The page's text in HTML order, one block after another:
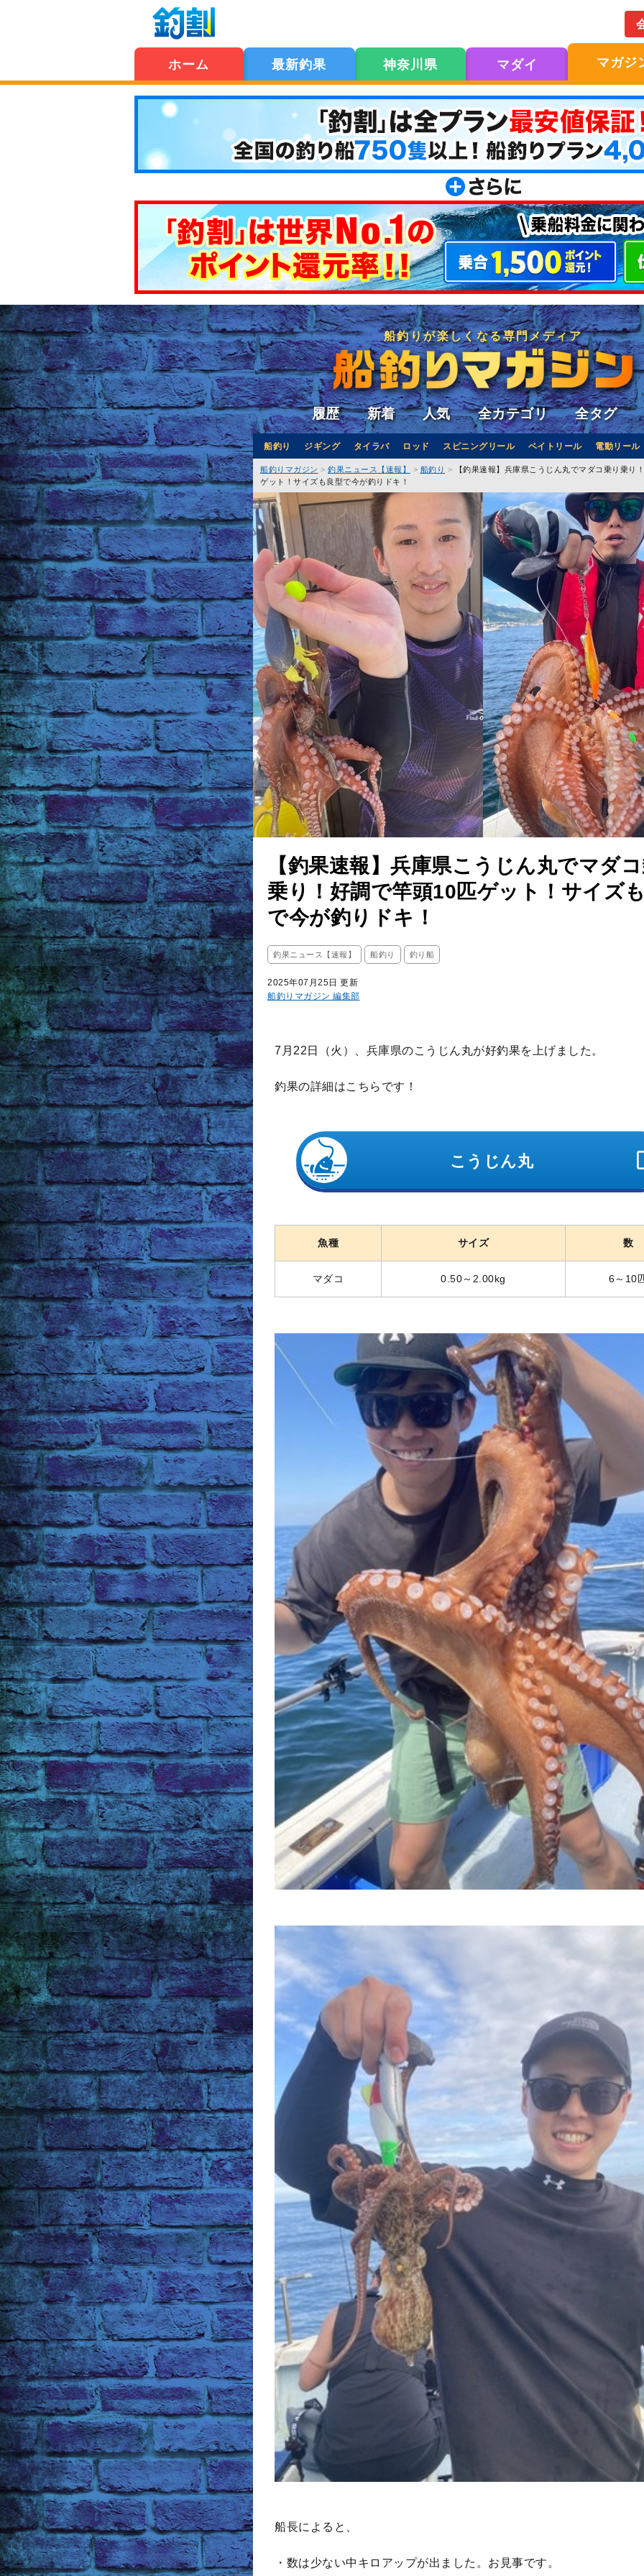
ホーム 最新釣果 神奈川県 マダイ マガジ
船釣りが楽しくなる専門メディア
履歴 新着 人気 全カテゴリ 全タグ
船釣り ジギング タイラバ ロッド スピニングリール ベイトリール 電動リール
船釣りマガジン 釣果ニュース【速報】 船釣り
【釣果速報】兵庫県こうじん丸でマダコ乗り乗り
ゲット！サイズも良型で今が釣りドキ！
【釣果速報】兵庫県こうじん丸でマダ
乗り！好調で竿頭10匹ゲット！サイズ
で今が釣りドキ！
釣果ニュース【速報】 船釣り 釣り船
2025年07月25日 更新
船釣りマガジン 編集部
7月22日（火）、兵庫県のこうじん丸が好釣果を上げました。
釣果の詳細はこちらです！
こうじん丸
魚種 サイズ 数
マダコ 0.50～2.00kg 6～10
船長によると、
・数は少ない中キロアップが出ました。お見事です。